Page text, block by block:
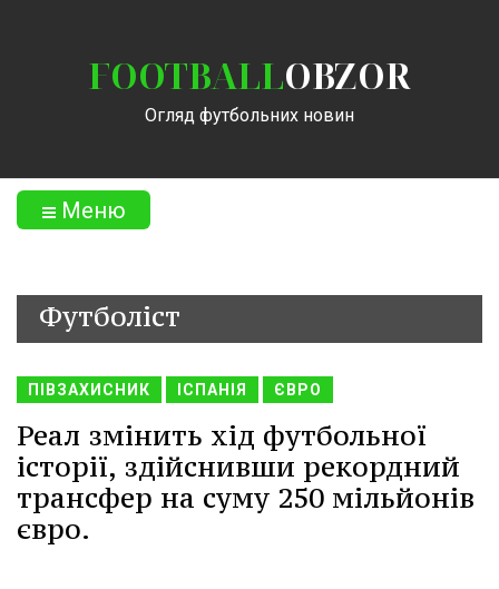
FOOTBALLOBZOR
Огляд футбольних новин
Меню
Футболіст
ПІВЗАХИСНИК ІСПАНІЯ ЄВРО
Реал змінить хід футбольної
історії, здійснивши рекордний
трансфер на суму 250 мільйонів
євро.